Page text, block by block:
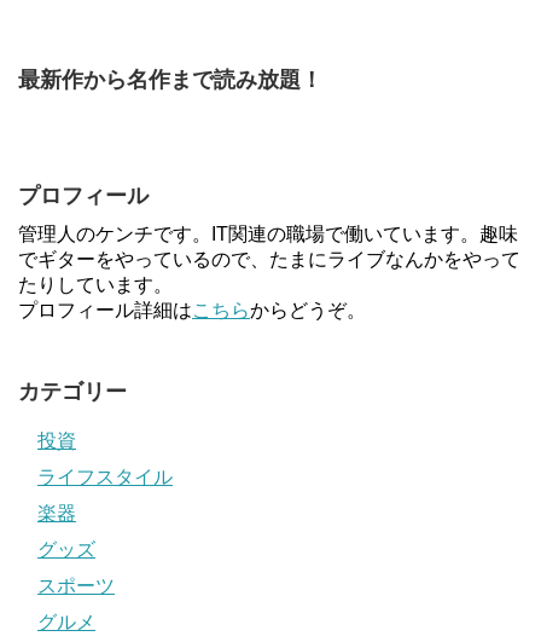
最新作から名作まで読み放題！
プロフィール
管理人のケンチです。IT関連の職場で働いています。趣味
でギターをやっているので、たまにライブなんかをやって
たりしています。
プロフィール詳細はこちらからどうぞ。
カテゴリー
投資
ライフスタイル
楽器
グッズ
スポーツ
グルメ